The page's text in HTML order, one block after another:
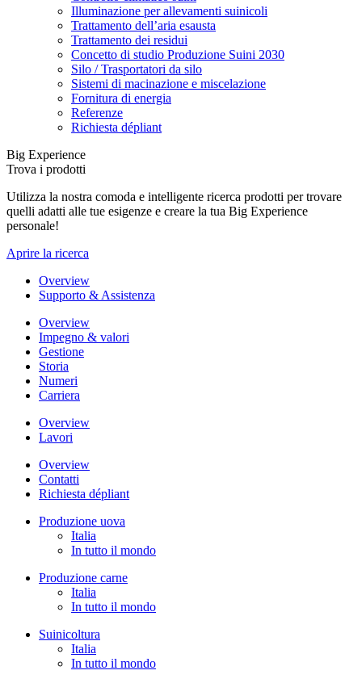
Illuminazione per allevamenti suinicoli
Trattamento dell’aria esausta
Trattamento dei residui
Concetto di studio Produzione Suini 2030
Silo / Trasportatori da silo
Sistemi di macinazione e miscelazione
Fornitura di energia
Referenze
Richiesta dépliant
Big Experience
Trova i prodotti
Utilizza la nostra comoda e intelligente ricerca prodotti per trovare
quelli adatti alle tue esigenze e creare la tua Big Experience
personale!
Aprire la ricerca
Overview
Supporto & Assistenza
Overview
Impegno & valori
Gestione
Storia
Numeri
Carriera
Overview
Lavori
Overview
Contatti
Richiesta dépliant
Produzione uova
Italia
In tutto il mondo
Produzione carne
Italia
In tutto il mondo
Suinicoltura
Italia
In tutto il mondo